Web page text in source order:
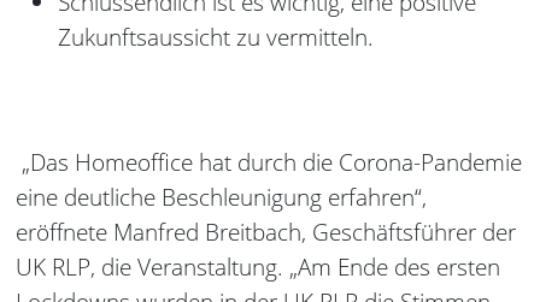
Zukunftsaussicht zu vermitteln.
„Das Homeoffice hat durch die Corona-Pandemie
eine deutliche Beschleunigung erfahren“,
eröffnete Manfred Breitbach, Geschäftsführer der
UK RLP, die Veranstaltung. „Am Ende des ersten